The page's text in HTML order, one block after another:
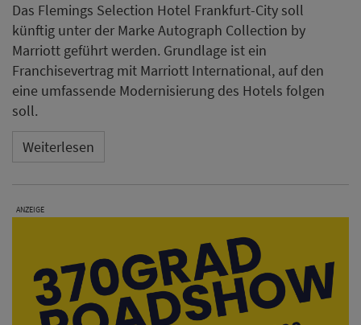
Das Flemings Selection Hotel Frankfurt-City soll
künftig unter der Marke Autograph Collection by
Marriott geführt werden. Grundlage ist ein
Franchisevertrag mit Marriott International, auf den
eine umfassende Modernisierung des Hotels folgen
soll.
Weiterlesen
ANZEIGE